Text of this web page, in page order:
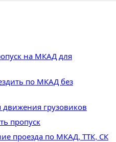
на МКАД для
по МКАД без
движения грузовиков
пропуск
проезда по МКАД, ТТК, СК